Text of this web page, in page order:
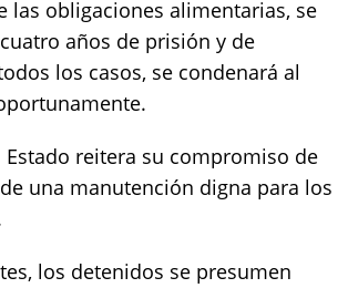
obligaciones alimentarias, se
años de prisión y de
los casos, se condenará al
Estado reitera su compromiso de
una manutención digna para los
los detenidos se presumen